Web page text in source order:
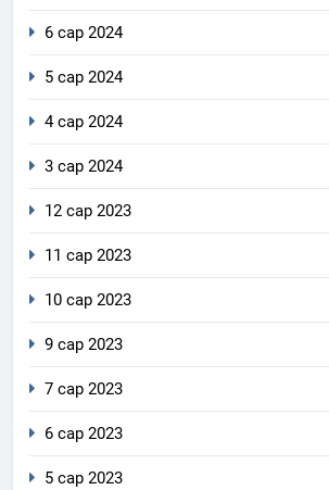
6 сар 2024
5 сар 2024
4 сар 2024
3 сар 2024
12 сар 2023
11 сар 2023
10 сар 2023
9 сар 2023
7 сар 2023
6 сар 2023
5 сар 2023